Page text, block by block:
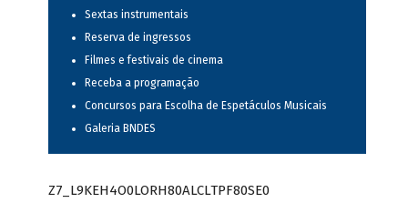
Sextas instrumentais
Reserva de ingressos
Filmes e festivais de cinema
Receba a programação
Concursos para Escolha de Espetáculos Musicais
Galeria BNDES
Z7_L9KEH4O0LORH80ALCLTPF80SE0